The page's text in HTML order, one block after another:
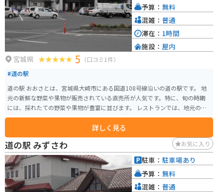
かがでしょうか。
宮城県 5 （口コミ1件）
#道の駅
道の駅 おおさとは、宮城県大崎市にある国道108号線沿いの道の駅です。 地
元の新鮮な野菜や果物が販売されている直売所が人気です。特に、旬の時期
には、採れたての野菜や果物が豊富に並びます。 レストランでは、地元の食
材を使った料理が楽しめます。おすすめは、大崎産のブランド豚「おおさき
に位置しており、周辺には温泉施設も充実しています。バイクで訪れる場合
は、鳴子峡などの景勝地を巡るのもおすすめです。 道の駅 おおさと 住所：宮
城県大崎市鳴子温泉字星沼1-9
詳しく見る
予算： 無料
混雑： 普通
滞在： 1時間
施設： 屋内
道の駅 みずさわ お気に入り
駐車： 駐車場あり
予算： 無料
混雑： 普通